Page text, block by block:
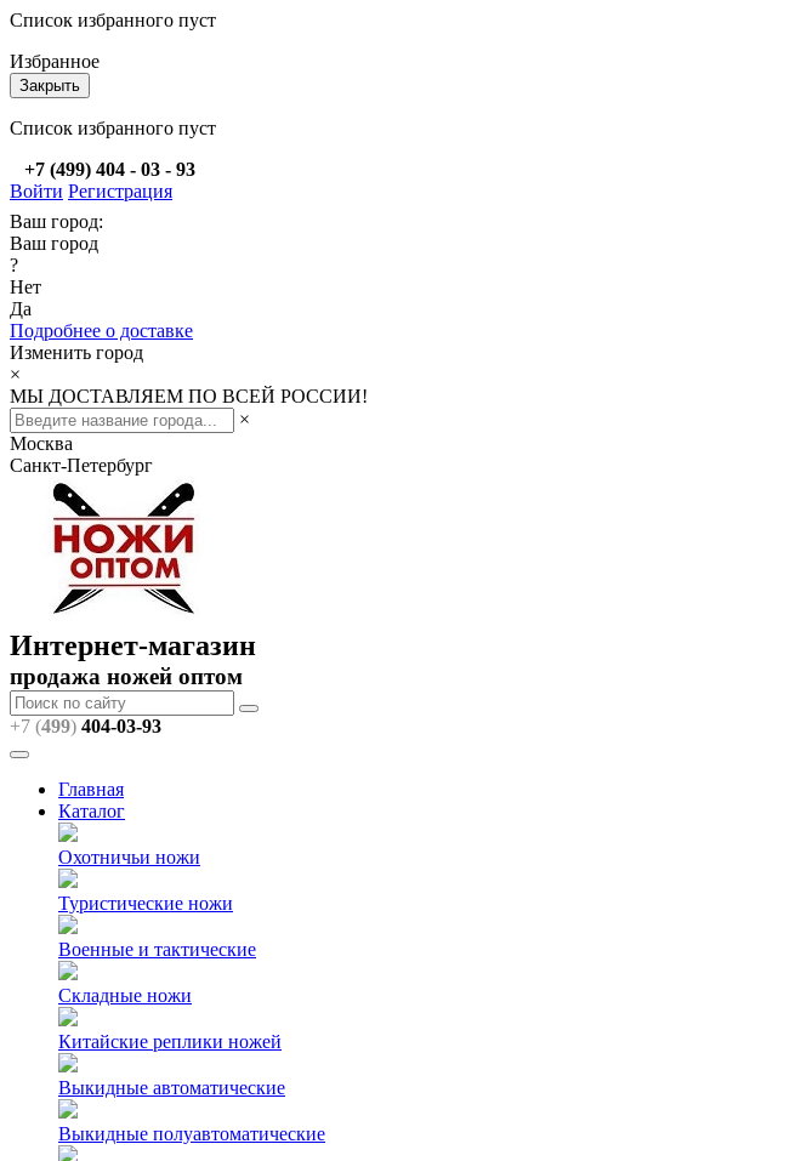
Список избранного пуст
Избранное
Закрыть
Список избранного пуст
+7 (499) 404 - 03 - 93
Войти Регистрация
Ваш город:
Ваш город
?
Нет
Да
Подробнее о доставке
Изменить город
×
МЫ ДОСТАВЛЯЕМ ПО ВСЕЙ РОССИИ!
×
Москва
Санкт-Петербург
Интернет-магазин
продажа ножей оптом
+7 (499) 404-03-93
Главная
Каталог
Охотничьи ножи
Туристические ножи
Военные и тактические
Складные ножи
Китайские реплики ножей
Выкидные автоматические
Выкидные полуавтоматические